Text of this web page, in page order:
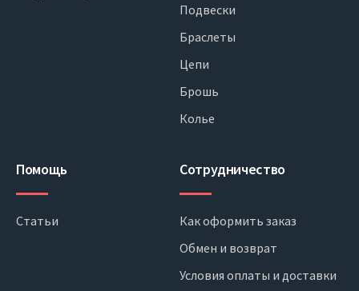
Подвески
Браслеты
Цепи
Брошь
Колье
Помощь
Статьи
Сотрудничество
Как оформить заказ
Обмен и возврат
Условия оплаты и доставки